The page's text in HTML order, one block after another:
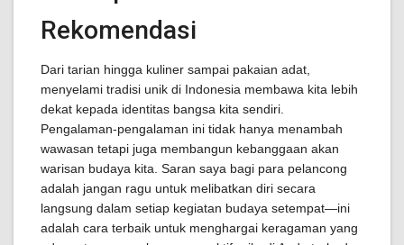
Rekomendasi
Dari tarian hingga kuliner sampai pakaian adat,
menyelami tradisi unik di Indonesia membawa kita lebih
dekat kepada identitas bangsa kita sendiri.
Pengalaman-pengalaman ini tidak hanya menambah
wawasan tetapi juga membangun kebanggaan akan
warisan budaya kita. Saran saya bagi para pelancong
adalah jangan ragu untuk melibatkan diri secara
langsung dalam setiap kegiatan budaya setempat—ini
adalah cara terbaik untuk menghargai keragaman yang